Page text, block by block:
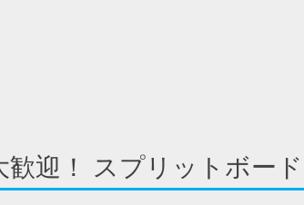
迎！ スプリットボー